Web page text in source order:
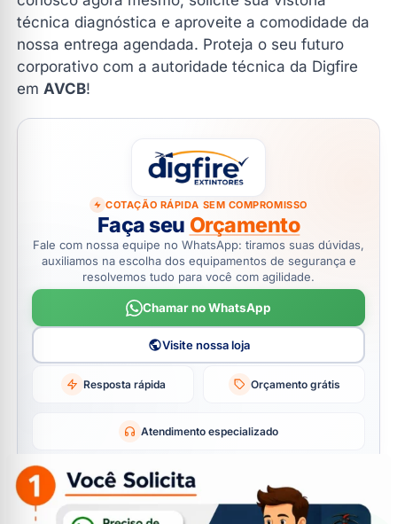
técnica diagnóstica e aproveite a comodidade da
nossa entrega agendada. Proteja o seu futuro
corporativo com a autoridade técnica da Digfire
em AVCB!
COTAÇÃO RÁPIDA SEM COMPROMISSO
Faça seu Orçamento
Fale com nossa equipe no WhatsApp: tiramos suas dúvidas,
auxiliamos na escolha dos equipamentos de segurança e
resolvemos tudo para você com agilidade.
Chamar no WhatsApp
Visite nossa loja
Resposta rápida Orçamento grátis
Atendimento especializado